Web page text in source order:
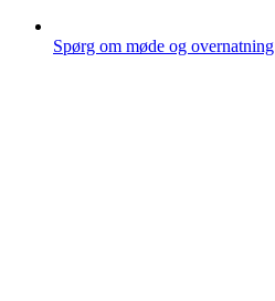
Spørg om møde og overnatning